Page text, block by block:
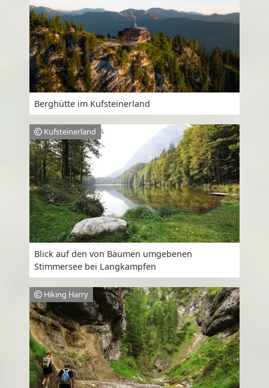
Berghütte im Kufsteinerland
Kufsteinerland
Blick auf den von Bäumen umgebenen
Stimmersee bei Langkampfen
Hiking Harry